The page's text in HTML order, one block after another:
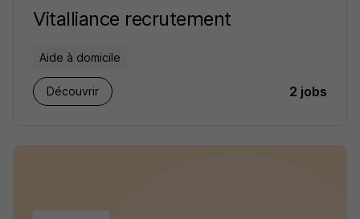
Vitalliance recrutement
Aide à domicile
Découvrir 2 jobs